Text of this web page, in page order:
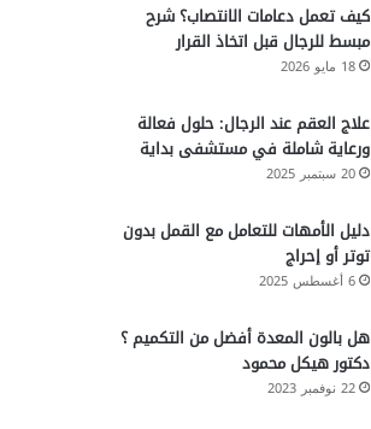
كيف تعمل دعامات الانتصاب؟ شرح
مبسط للرجال قبل اتخاذ القرار
18 مايو 2026
علاج العقم عند الرجال: حلول فعالة
ورعاية شاملة في مستشفى بداية
20 سبتمبر 2025
دليل الأمهات للتعامل مع القمل بدون
توتر أو إحراج
6 أغسطس 2025
هل بالون المعدة أفضل من التكميم ؟
دكتور هيكل محمود
22 نوفمبر 2023